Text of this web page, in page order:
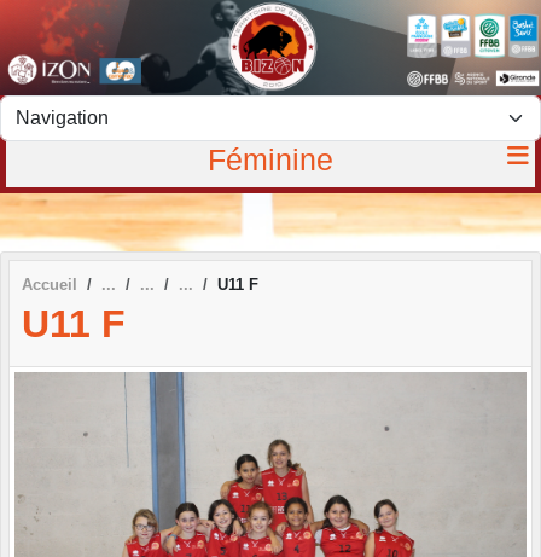
Féminine
Accueil U11 F
U11 F
Panneau de gestion des cookies